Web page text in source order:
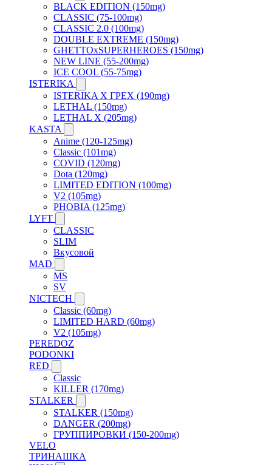
BLACK EDITION (150mg)
CLASSIC (75-100mg)
CLASSIC 2.0 (100mg)
DOUBLE EXTREME (150mg)
GHETTOxSUPERHEROES (150mg)
NEW LINE (55-200mg)
ICE COOL (55-75mg)
ISTERIKA
ISTERIKA X ГРЕХ (190mg)
LETHAL (150mg)
LETHAL X (205mg)
KASTA
Anime (120-125mg)
Classic (101mg)
COVID (120mg)
Dota (120mg)
LIMITED EDITION (100mg)
V2 (105mg)
PHOBIA (125mg)
LYFT
CLASSIC
SLIM
Вкусовой
MAD
MS
SV
NICTECH
Classic (60mg)
LIMITED HARD (60mg)
V2 (105mg)
PEREDOZ
PODONKI
RED
Classic
KILLER (170mg)
STALKER
STALKER (150mg)
DANGER (200mg)
ГРУППИРОВКИ (150-200mg)
VELO
ТРИНАШКА